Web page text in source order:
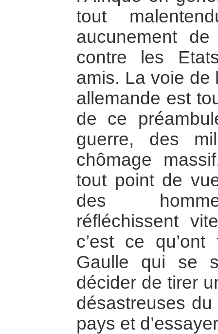
tout
aucunement de
contre les
amis. La voie de
allemande est
de ce
guerre, des
chômage
tout point de
des
réfléchissent
c’est ce
Gaulle qui se
décider de tirer
désastreuses
pays et